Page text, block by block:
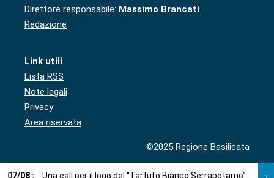
Direttore responsabile: Massimo Brancati
Redazione
Link utili
Lista RSS
Note legali
Privacy
Area riservata
©2025 Regione Basilicata
07/08 : Una call per il logo del “Tartufo Bianco Serrapotamo” 07